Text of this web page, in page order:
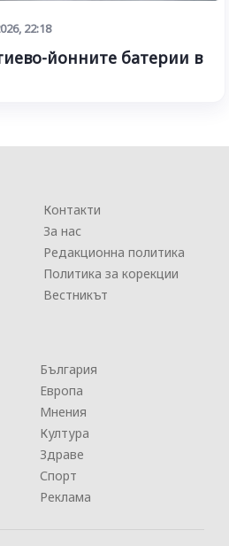
22:18
йонните батерии в
Контакти
За нас
Редакционна политика
Политика за корекции
Вестникът
България
Европа
Мнения
Култура
Здраве
Спорт
Реклама